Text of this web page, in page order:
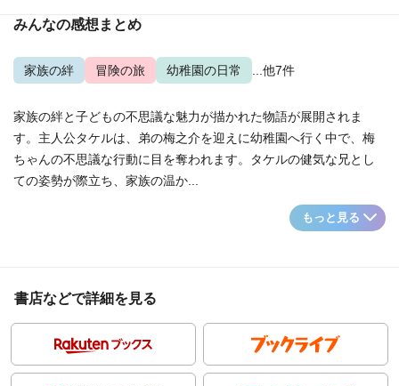
みんなの感想まとめ
家族の絆 冒険の旅 幼稚園の日常 ...他7件
家族の絆と子どもの不思議な魅力が描かれた物語が展開されま
す。主人公タケルは、弟の梅之介を迎えに幼稚園へ行く中で、梅
ちゃんの不思議な行動に目を奪われます。タケルの健気な兄とし
ての姿勢が際立ち、家族の温か...
もっと見る
書店などで詳細を見る